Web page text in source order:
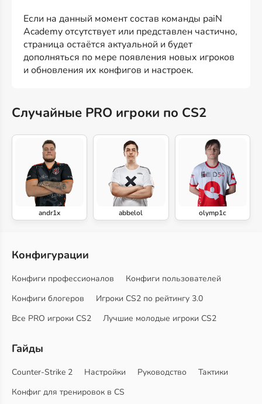
Если на данный момент состав команды paiN
Academy отсутствует или представлен частично,
страница остаётся актуальной и будет
дополняться по мере появления новых игроков
и обновления их конфигов и настроек.
Случайные PRO игроки по CS2
andr1x abbelol olymp1c
Конфигурации
Конфиги профессионалов
Конфиги пользователей
Конфиги блогеров
Игроки CS2 по рейтингу 3.0
Все PRO игроки CS2
Лучшие молодые игроки CS2
Гайды
Counter-Strike 2 Настройки Руководство
Тактики
Конфиг для тренировок в CS